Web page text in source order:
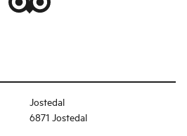
Jostedal
6871 Jostedal